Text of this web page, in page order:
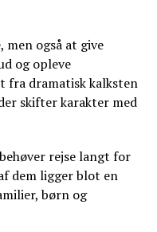
også at give
og opleve
fra dramatisk kalksten
skifter karakter med
rejse langt for
dem ligger blot en
børn og